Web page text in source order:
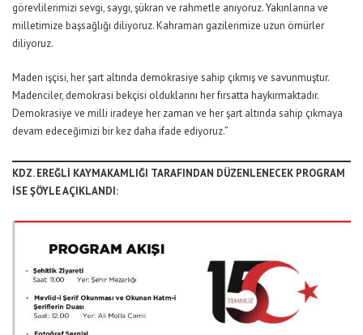
görevlilerimizi sevgi, saygı, şükran ve rahmetle anıyoruz. Yakınlarına ve
milletimize başsağlığı diliyoruz. Kahraman gazilerimize uzun ömürler
diliyoruz.
Maden işçisi, her şart altında demokrasiye sahip çıkmış ve savunmuştur.
Madenciler, demokrasi bekçisi olduklarını her fırsatta haykırmaktadır.
Demokrasiye ve milli iradeye her zaman ve her şart altında sahip çıkmaya
devam edeceğimizi bir kez daha ifade ediyoruz.”
KDZ. EREĞLİ KAYMAKAMLIĞI TARAFINDAN DÜZENLENECEK PROGRAM
İSE ŞÖYLE AÇIKLANDI: